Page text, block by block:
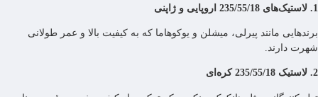
1. لاستیک‌های 235/55/18 اروپایی و ژاپنی
برندهایی مانند پیرلی، میشلن و یوکوهاما که به کیفیت بالا و عمر طولانی
شهرت دارند.
2. لاستیک 235/55/18 کره‌ای